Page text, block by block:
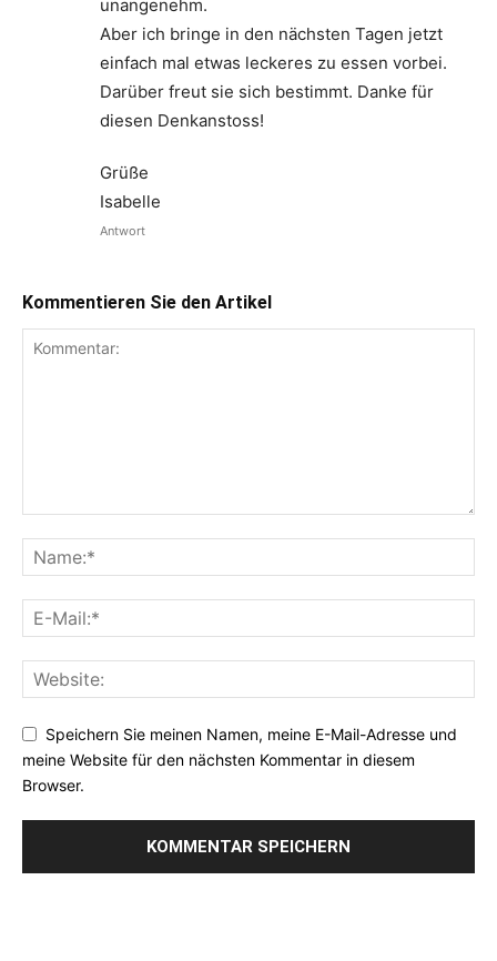
unangenehm.
Aber ich bringe in den nächsten Tagen jetzt
einfach mal etwas leckeres zu essen vorbei.
Darüber freut sie sich bestimmt. Danke für
diesen Denkanstoss!
Grüße
Isabelle
Antwort
Kommentieren Sie den Artikel
Speichern Sie meinen Namen, meine E-Mail-Adresse und
meine Website für den nächsten Kommentar in diesem
Browser.